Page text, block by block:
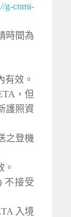
g-cnmi-
時間為
有效。
，但
護照資
之登機
。
不接受
入境